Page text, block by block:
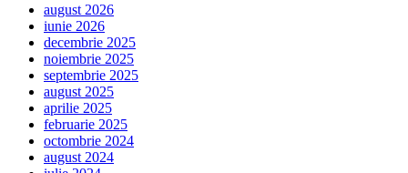
august 2026
iunie 2026
decembrie 2025
noiembrie 2025
septembrie 2025
august 2025
aprilie 2025
februarie 2025
octombrie 2024
august 2024